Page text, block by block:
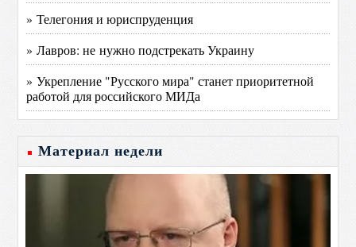
» Телегония и юриспруденция
» Лавров: не нужно подстрекать Украину
» Укрепление "Русского мира" станет приоритетной
работой для российского МИДа
Материал недели